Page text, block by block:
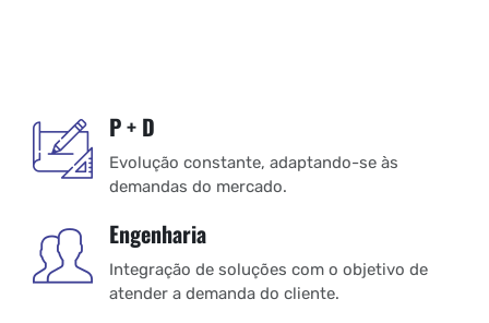
P + D
Evolução constante, adaptando-se às
demandas do mercado.
Engenharia
Integração de soluções com o objetivo de
atender a demanda do cliente.